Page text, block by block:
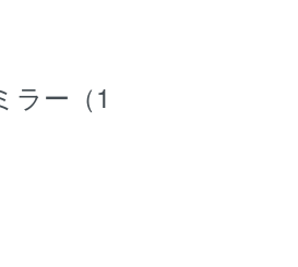
ラー（1